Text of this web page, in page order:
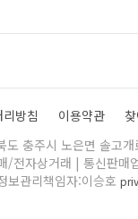
방침 이용약관
충주시 노은면 솔고
전자상거래 | 통신판매
관리책임자:이승호